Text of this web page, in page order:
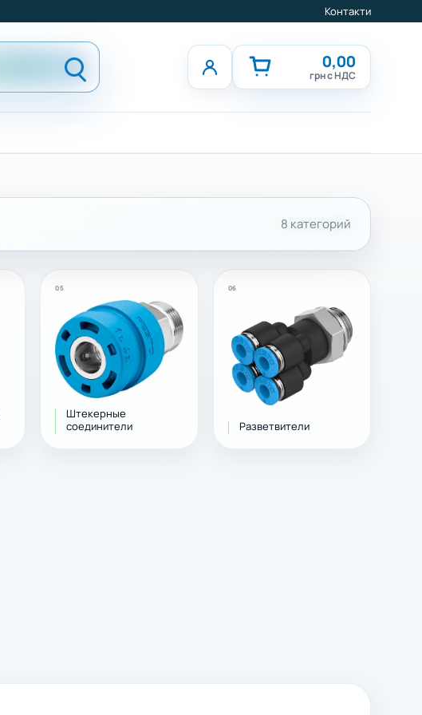
Контакти
0,00
грн с НДС
8 категорий
05
Штекерные
соединители
06
Разветвители